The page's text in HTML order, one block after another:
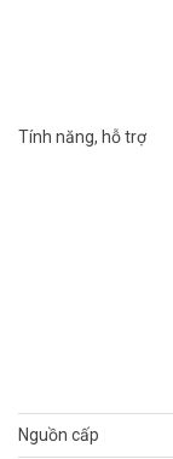
– Cổng kết nối:
nhanh gấp 10 lần
– Tốc độ cao
tế thường ghi nhận
– Kết nối thông
nhiều thiết bị cùng
– Phủ sóng rộng:
– Dễ dàng cài đặt:
– Chế độ hoạt
– Hỗ trợ IPv6,
– Kích thước: 230 ×
– Sản xuất và
Tính năng, hỗ trợ
Nguồn cấp